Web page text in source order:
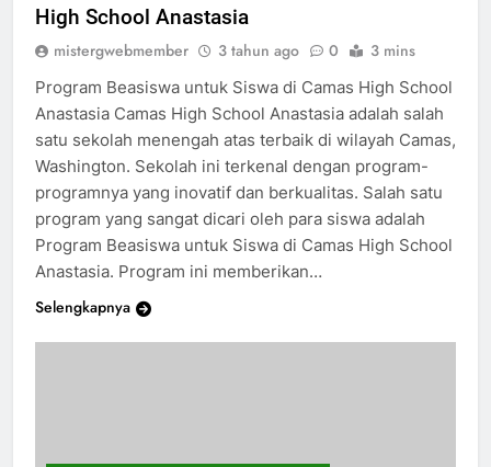
Program Beasiswa untuk Siswa di Camas
High School Anastasia
Program Beasiswa untuk Siswa di Camas High School
Anastasia Camas High School Anastasia adalah salah
satu sekolah menengah atas terbaik di wilayah Camas,
Washington. Sekolah ini terkenal dengan program-
programnya yang inovatif dan berkualitas. Salah satu
program yang sangat dicari oleh para siswa adalah
Program Beasiswa untuk Siswa di Camas High School